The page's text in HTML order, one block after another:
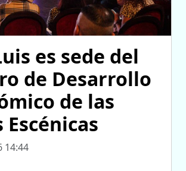
es sede del
de Desarrollo
de las
14:44